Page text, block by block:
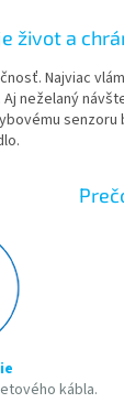
život a
Najviac
neželaný
kábla.